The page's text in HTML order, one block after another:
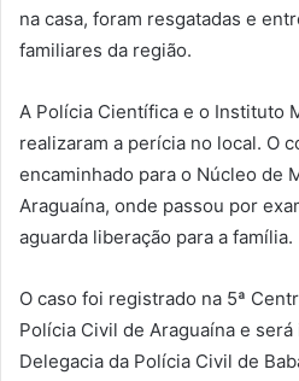
na casa, foram resgatadas e
familiares da região.
A Polícia Científica e o Instituto
realizaram a perícia no local. O
encaminhado para o Núcleo de
Araguaína, onde passou por
aguarda liberação para a família.
O caso foi registrado na 5ª
Polícia Civil de Araguaína e
Delegacia da Polícia Civil de